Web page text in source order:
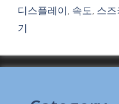
디스플레이, 속도, 스즈
기